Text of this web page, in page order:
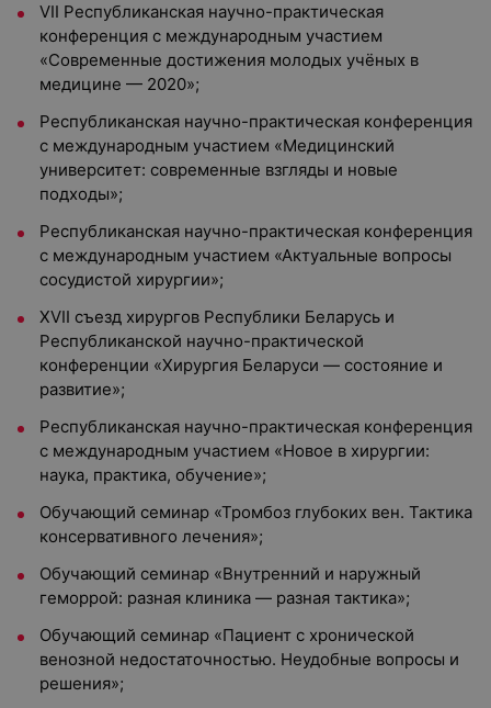
VII Республиканская научно-практическая
конференция с международным участием
«Современные достижения молодых учёных в
медицине — 2020»;
Республиканская научно-практическая конференция
с международным участием «Медицинский
университет: современные взгляды и новые
подходы»;
Республиканская научно-практическая конференция
с международным участием «Актуальные вопросы
сосудистой хирургии»;
XVII съезд хирургов Республики Беларусь и
Республиканской научно-практической
конференции «Хирургия Беларуси — состояние и
развитие»;
Республиканская научно-практическая конференция
с международным участием «Новое в хирургии:
наука, практика, обучение»;
Обучающий семинар «Тромбоз глубоких вен. Тактика
консервативного лечения»;
Обучающий семинар «Внутренний и наружный
геморрой: разная клиника — разная тактика»;
Обучающий семинар «Пациент с хронической
венозной недостаточностью. Неудобные вопросы и
решения»;